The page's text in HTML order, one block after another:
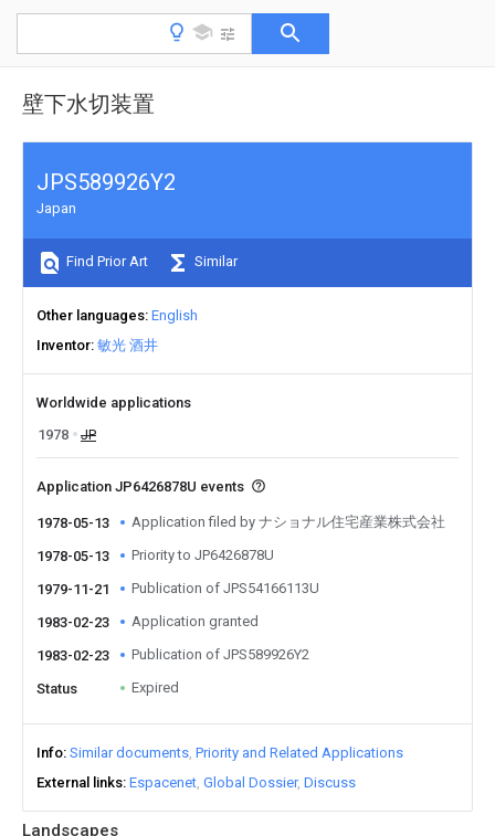
壁下水切装置
Landscapes
JPS589926Y2
Japan
Find Prior Art Similar
Other languages English
Inventor 敏光 酒井
Worldwide applications
1978
JP
Application JP6426878U events
1978-05-13 Application filed by ナショナル住宅産業株式会社
1978-05-13 Priority to JP6426878U
1979-11-21 Publication of JPS54166113U
1983-02-23 Application granted
1983-02-23 Publication of JPS589926Y2
Status Expired
Info Similar documents Priority and Related Applications
External links Espacenet Global Dossier Discuss